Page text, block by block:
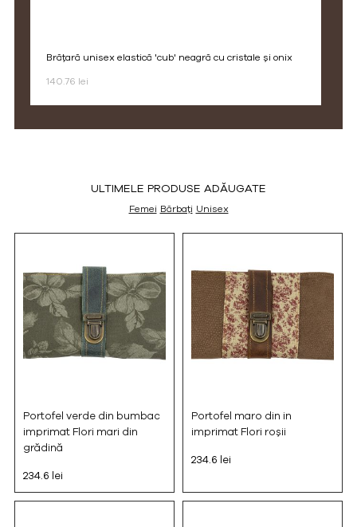
brățară unisex elastică 'cub' neagră cu cristale și onix
140.76 lei
ULTIMELE PRODUSE ADĂUGATE
Femei Bărbați Unisex
Portofel verde din bumbac
imprimat Flori mari din
grădină
234.6 lei
Portofel maro din in
imprimat Flori roșii
234.6 lei